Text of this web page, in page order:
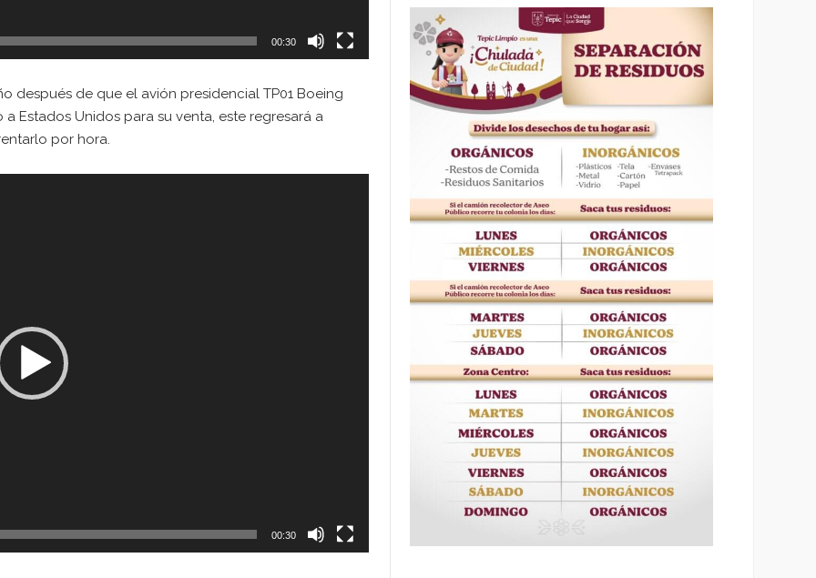
00:30
después de que el avión presidencial TP01 Boeing
a Estados Unidos para su venta, este regresará a
por hora.
00:30